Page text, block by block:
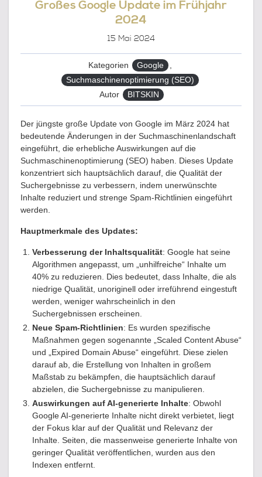
Großes Google Update im Frühjahr
2024
15 Mai 2024
Kategorien Google
,
Suchmaschinenoptimierung (SEO)
Autor
BITSKIN
Der jüngste große Update von Google im März 2024 hat
bedeutende Änderungen in der Suchmaschinenlandschaft
eingeführt, die erhebliche Auswirkungen auf die
Suchmaschinenoptimierung (SEO) haben. Dieses Update
konzentriert sich hauptsächlich darauf, die Qualität der
Suchergebnisse zu verbessern, indem unerwünschte
Inhalte reduziert und strenge Spam-Richtlinien eingeführt
werden.
Hauptmerkmale des Updates:
Verbesserung der Inhaltsqualität: Google hat seine
Algorithmen angepasst, um „unhilfreiche“ Inhalte um
40% zu reduzieren. Dies bedeutet, dass Inhalte, die als
niedrige Qualität, unoriginell oder irreführend eingestuft
werden, weniger wahrscheinlich in den
Suchergebnissen erscheinen​.
Neue Spam-Richtlinien: Es wurden spezifische
Maßnahmen gegen sogenannte „Scaled Content Abuse“
und „Expired Domain Abuse“ eingeführt. Diese zielen
darauf ab, die Erstellung von Inhalten in großem
Maßstab zu bekämpfen, die hauptsächlich darauf
abzielen, die Suchergebnisse zu manipulieren​.
Auswirkungen auf AI-generierte Inhalte: Obwohl
Google AI-generierte Inhalte nicht direkt verbietet, liegt
der Fokus klar auf der Qualität und Relevanz der
Inhalte. Seiten, die massenweise generierte Inhalte von
geringer Qualität veröffentlichen, wurden aus den
Indexen entfernt​.